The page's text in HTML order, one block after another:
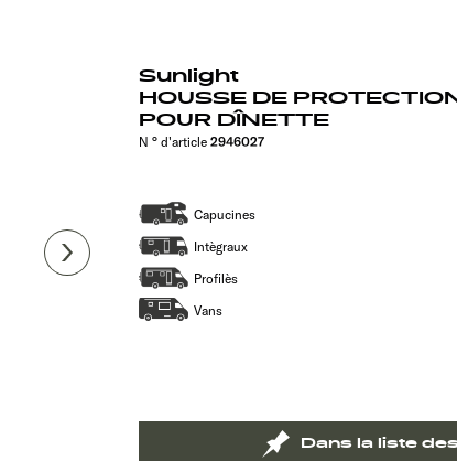
Sunlight
HOUSSE DE
POUR DÎNETTE
N ° d'article2946027
Capucines
Intègraux
Profilès
Vans
Dans la liste